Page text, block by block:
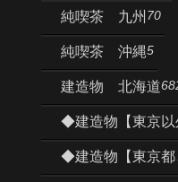
純喫茶 九州 70
純喫茶 沖縄5
建造物 北海道
◆建造物【東京以
◆建造物【東京都